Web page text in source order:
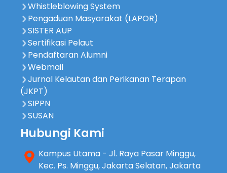
Whistleblowing System
Pengaduan Masyarakat (LAPOR)
SISTER AUP
Sertifikasi Pelaut
Pendaftaran Alumni
Webmail
Jurnal Kelautan dan Perikanan Terapan
(JKPT)
SIPPN
SUSAN
Hubungi Kami
Kampus Utama - Jl. Raya Pasar Minggu,
Kec. Ps. Minggu, Jakarta Selatan, Jakarta